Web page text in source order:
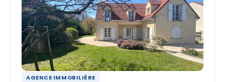
AGENCE IMMOBILIÈRE